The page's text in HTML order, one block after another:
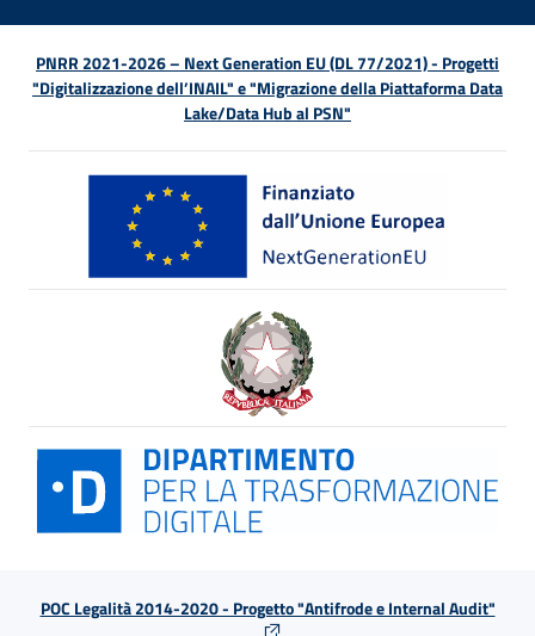
PNRR 2021-2026 – Next Generation EU (DL 77/2021) - Progetti
"Digitalizzazione dell’INAIL" e "Migrazione della Piattaforma Data
Lake/Data Hub al PSN"
POC Legalità 2014-2020 - Progetto "Antifrode e Internal Audit"